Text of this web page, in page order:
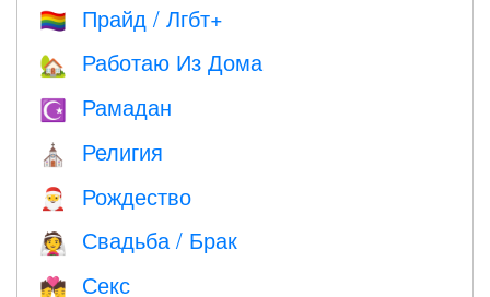
🏳️‍🌈 Прайд / Лгбт+
🏡 Работаю Из Дома
☪️ Рамадан
⛪️ Религия
🎅 Рождество
👰 Свадьба / Брак
💏 Секс